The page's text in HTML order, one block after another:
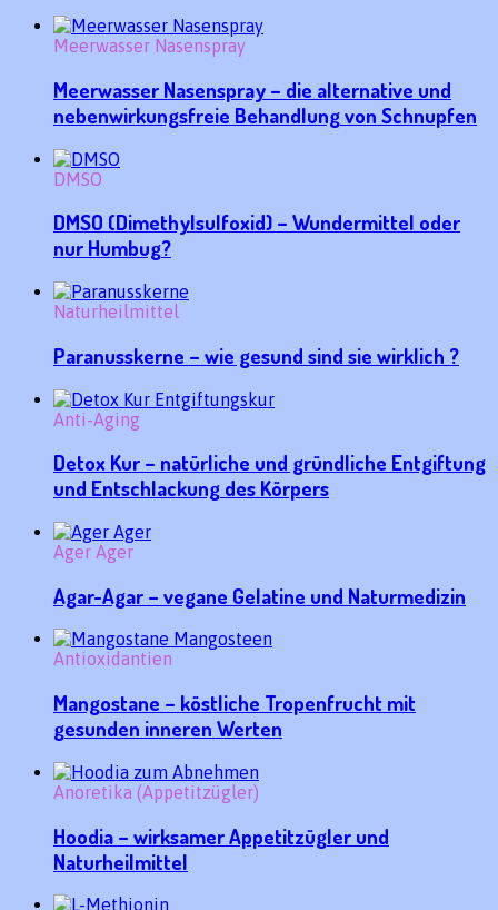
Meerwasser Nasenspray
Meerwasser Nasenspray – die alternative und
nebenwirkungsfreie Behandlung von Schnupfen
DMSO
DMSO (Dimethylsulfoxid) – Wundermittel oder
nur Humbug?
Naturheilmittel
Paranusskerne – wie gesund sind sie wirklich ?
Anti-Aging
Detox Kur – natürliche und gründliche Entgiftung
und Entschlackung des Körpers
Ager Ager
Agar-Agar – vegane Gelatine und Naturmedizin
Antioxidantien
Mangostane – köstliche Tropenfrucht mit
gesunden inneren Werten
Anoretika (Appetitzügler)
Hoodia – wirksamer Appetitzügler und
Naturheilmittel